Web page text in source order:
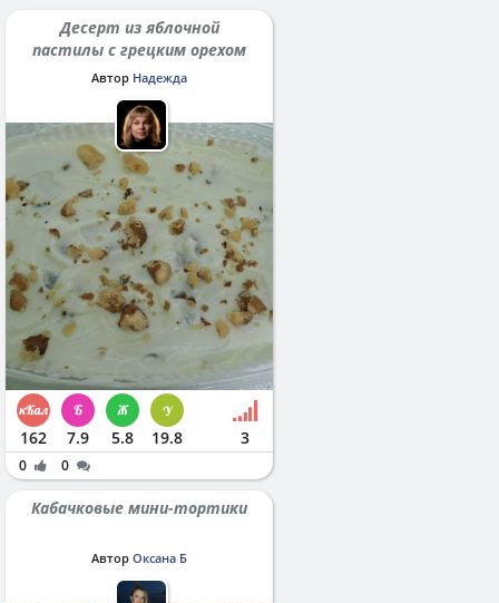
Десерт из яблочной
пастилы с грецким орехом
Автор Надежда
162 7.9 5.8 19.8 3
0 0
Кабачковые мини-тортики
Автор Оксана Б